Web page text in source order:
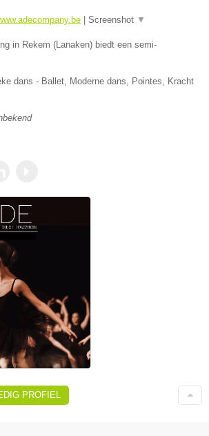
Screenshot ▼
in Rekem (Lanaken) biedt een semi-
dans - Ballet, Moderne dans, Pointes, Kracht
PROFIEL